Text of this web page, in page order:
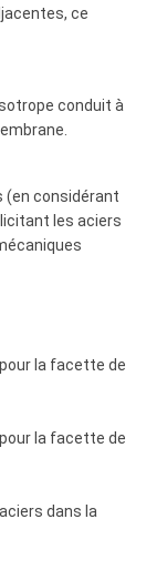
ce
conduit à
(en considérant
les aciers
la facette de
la facette de
dans la